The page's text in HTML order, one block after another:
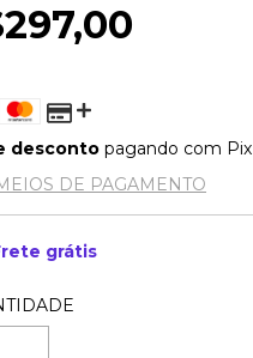
desconto pagando com Pix
DE PAGAMENTO
grátis